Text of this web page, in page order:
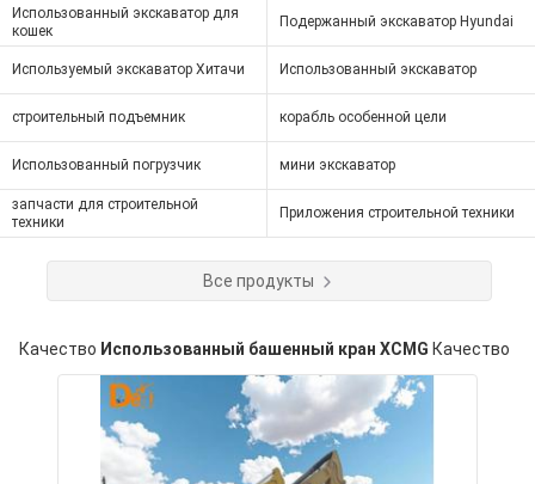
Использованный экскаватор для
кошек
Подержанный экскаватор Hyundai
Используемый экскаватор Хитачи Использованный экскаватор
строительный подъемник корабль особенной цели
Использованный погрузчик мини экскаватор
запчасти для строительной
техники
Приложения строительной техники
Все продукты
Качество Использованный башенный кран XCMG Качество